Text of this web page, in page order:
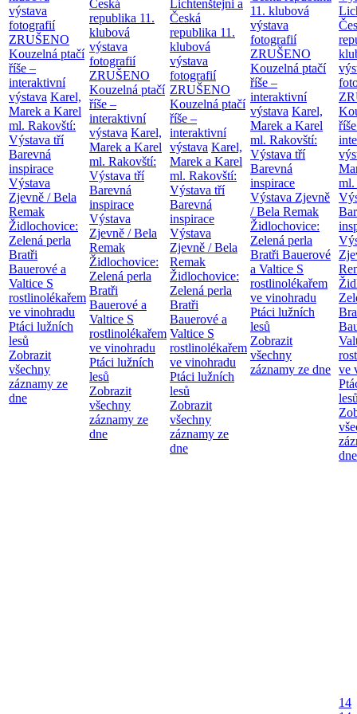
výstava
fotografií
ZRUŠENO
Kouzelná ptačí
říše –
interaktivní
výstava Karel,
Marek a Karel
ml. Rakovští:
Výstava tří
Barevná
inspirace
Výstava
Zjevně / Bela
Remak
Židlochovice:
Zelená perla
Bratři
Bauerové a
Valtice S
rostlinolékařem
ve vinohradu
Ptáci lužních
lesů
Zobrazit
všechny
záznamy ze
dne
Česká
republika 11.
klubová
výstava
fotografií
ZRUŠENO
Kouzelná ptačí
říše –
interaktivní
výstava Karel,
Marek a Karel
ml. Rakovští:
Výstava tří
Barevná
inspirace
Výstava
Zjevně / Bela
Remak
Židlochovice:
Zelená perla
Bratři
Bauerové a
Valtice S
rostlinolékařem
ve vinohradu
Ptáci lužních
lesů
Zobrazit
všechny
záznamy ze
dne
Lichtenštejni a
Česká
republika 11.
klubová
výstava
fotografií
ZRUŠENO
Kouzelná ptačí
říše –
interaktivní
výstava Karel,
Marek a Karel
ml. Rakovští:
Výstava tří
Barevná
inspirace
Výstava
Zjevně / Bela
Remak
Židlochovice:
Zelená perla
Bratři
Bauerové a
Valtice S
rostlinolékařem
ve vinohradu
Ptáci lužních
lesů
Zobrazit
všechny
záznamy ze
dne
11. klubová
výstava
fotografií
ZRUŠENO
Kouzelná ptačí
říše –
interaktivní
výstava Karel,
Marek a Karel
ml. Rakovští:
Výstava tří
Barevná
inspirace
Výstava Zjevně
/ Bela Remak
Židlochovice:
Zelená perla
Bratři Bauerové
a Valtice S
rostlinolékařem
ve vinohradu
Ptáci lužních
lesů
Zobrazit
všechny
záznamy ze dne
ml.
ve
dne
14